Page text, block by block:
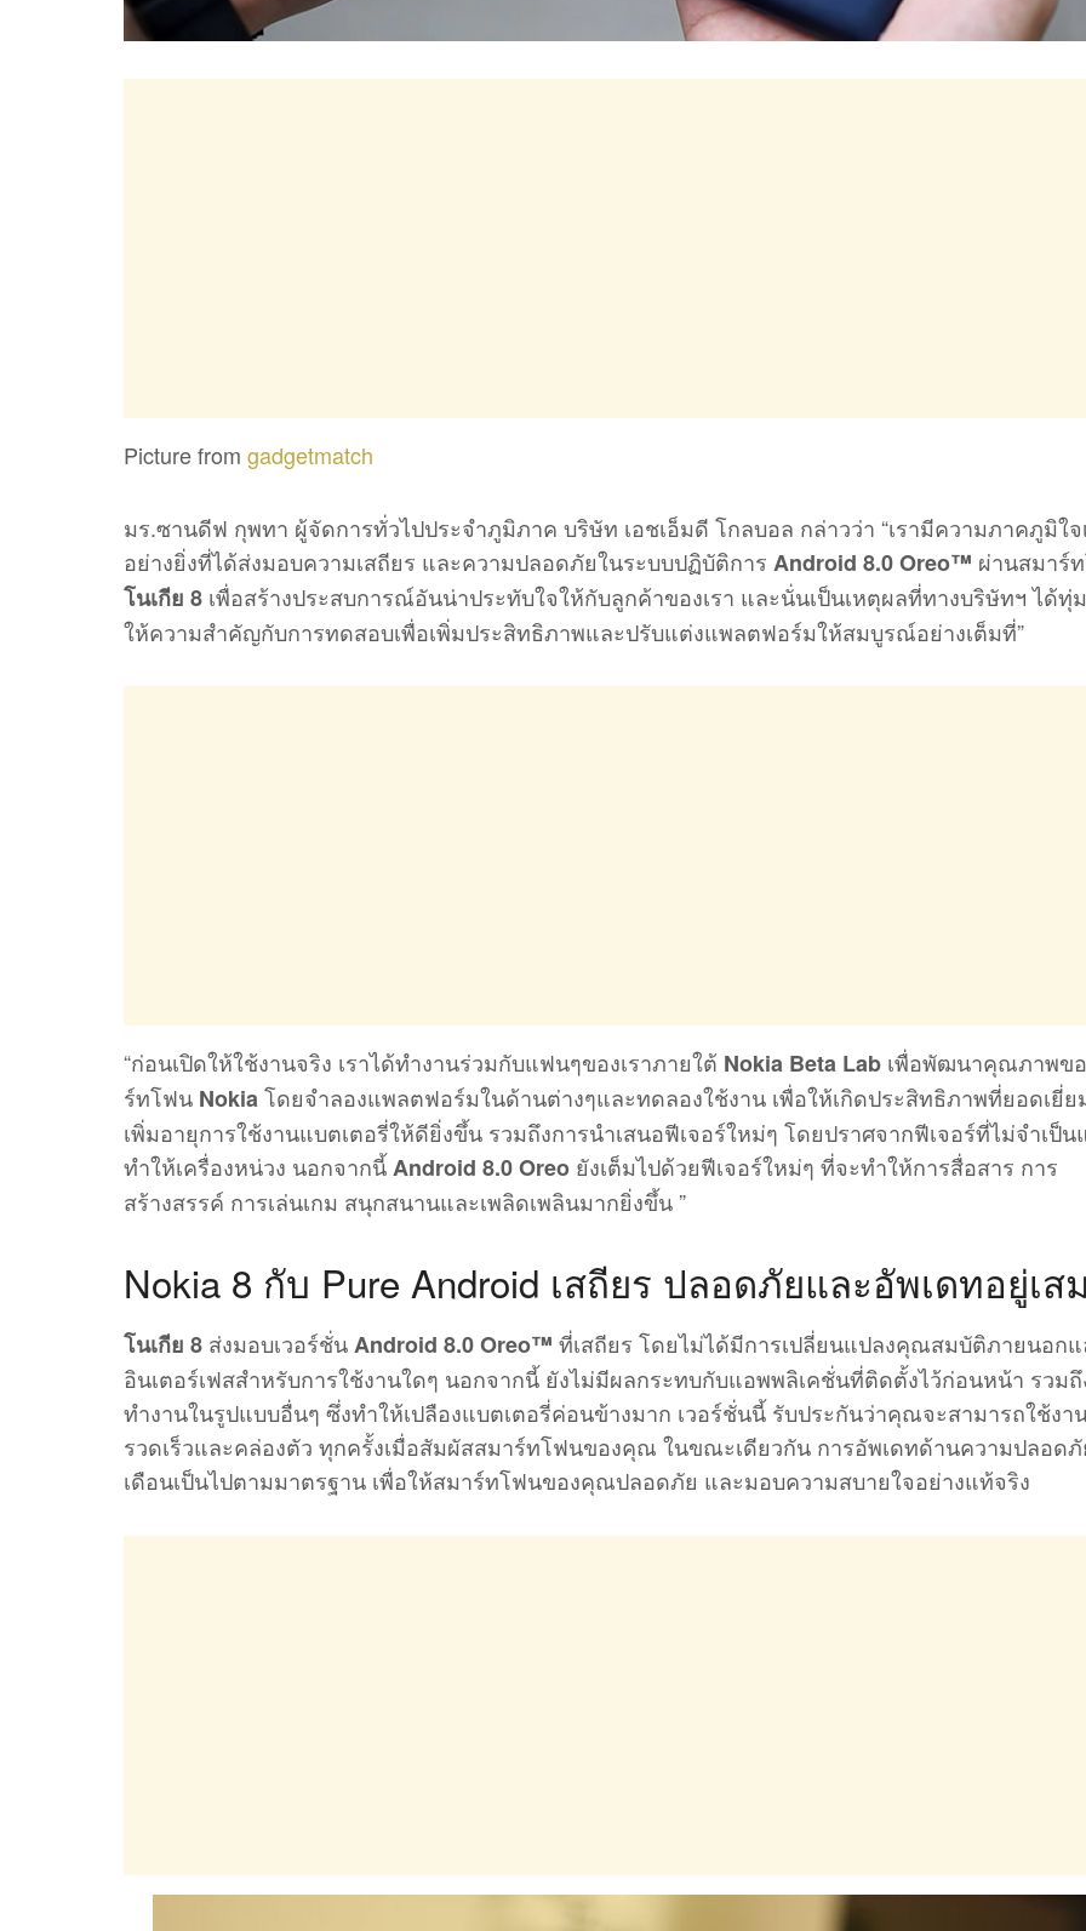
Picture from gadgetmatch
มร.ซานดีฟ กุพทา ผู้จัดการทั่วไปประจำภูมิภาค บริษัท เอชเอ็มดี โกลบอล กล่าวว่า “เรามีความภาคภูมิใจ
อย่างยิ่งที่ได้ส่งมอบความเสถียร และความปลอดภัยในระบบปฏิบัติการ Android 8.0 Oreo™ ผ่านสมาร์
โนเกีย 8 เพื่อสร้างประสบการณ์อันน่าประทับใจให้กับลูกค้าของเรา และนั่นเป็นเหตุผลที่ทางบริษัทฯ ได้ทุ่
ให้ความสำคัญกับการทดสอบเพื่อเพิ่มประสิทธิภาพและปรับแต่งแพลตฟอร์มให้สมบูรณ์อย่างเต็มที่”
“ก่อนเปิดให้ใช้งานจริง เราได้ทำงานร่วมกับแฟนๆของเราภายใต้ Nokia Beta Lab เพื่อพัฒนาคุณภาพข
ร์ทโฟน Nokiaโดยจำลองแพลตฟอร์มในด้านต่างๆและทดลองใช้งาน เพื่อให้เกิดประสิทธิภาพที่ยอดเยี่ย
เพิ่มอายุการใช้งานแบตเตอรี่ให้ดียิ่งขึ้น รวมถึงการนำเสนอฟีเจอร์ใหม่ๆ โดยปราศจากฟีเจอร์ที่ไม่จำเป็น
ทำให้เครื่องหน่วง นอกจากนี้Android 8.0 Oreo ยังเต็มไปด้วยฟีเจอร์ใหม่ๆ ที่จะทำให้การสื่อสาร การ
สร้างสรรค์ การเล่นเกม สนุกสนานและเพลิดเพลินมากยิ่งขึ้น ”
Nokia 8 กับ Pure Android เสถียร ปลอดภัยและอัพเดทอยู่เส
โนเกีย 8 ส่งมอบเวอร์ชั่นAndroid 8.0 Oreo™ ที่เสถียร โดยไม่ได้มีการเปลี่ยนแปลงคุณสมบัติภายนอกแ
อินเตอร์เฟสสำหรับการใช้งานใดๆ นอกจากนี้ ยังไม่มีผลกระทบกับแอพพลิเคชั่นที่ติดตั้งไว้ก่อนหน้า รวมถึ
ทำงานในรูปแบบอื่นๆ ซึ่งทำให้เปลืองแบตเตอรี่ค่อนข้างมาก เวอร์ชั่นนี้ รับประกันว่าคุณจะสามารถใช้งา
รวดเร็วและคล่องตัว ทุกครั้งเมื่อสัมผัสสมาร์ทโฟนของคุณ ในขณะเดียวกัน การอัพเดทด้านความปลอดภั
เดือนเป็นไปตามมาตรฐาน เพื่อให้สมาร์ทโฟนของคุณปลอดภัย และมอบความสบายใจอย่างแท้จริง